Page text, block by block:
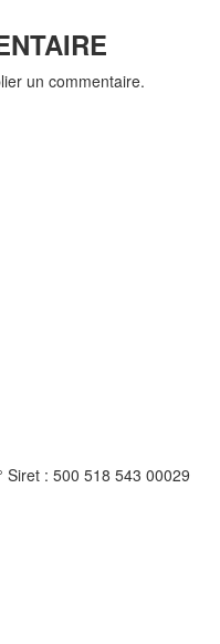
un commentaire.
Siret : 500 518 543 00029